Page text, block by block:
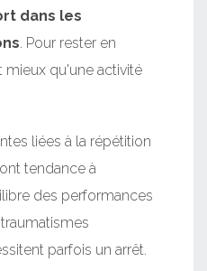
dans les
. Pour rester en
mieux qu'une activité
liées à la répétition
tendance à
des performances
parfois un arrêt.